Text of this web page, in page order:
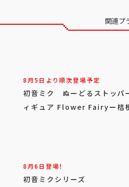
関連プ
8月5日より順次登場予定
初音ミク ぬーどるストッパ
ィギュア Flower Fairyー桔
8月6日登場！
初音ミクシリーズ